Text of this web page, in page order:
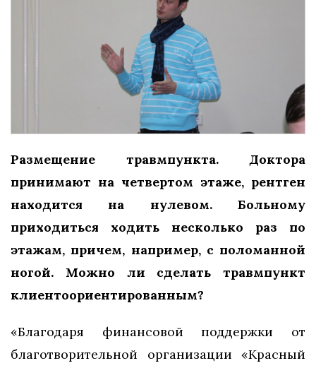
Размещение травмпункта. Доктора
принимают на четвертом этаже, рентген
находится на нулевом. Больному
приходиться ходить несколько раз по
этажам, причем, например, с поломанной
ногой. Можно ли сделать травмпункт
клиентоориентированным?
«Благодаря финансовой поддержки от
благотворительной организации «Красный